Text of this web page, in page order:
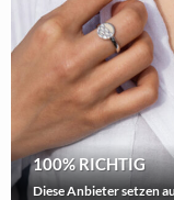
100% RICHTIG
Diese Anbieter setzen